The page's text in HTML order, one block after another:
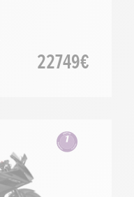
22749€